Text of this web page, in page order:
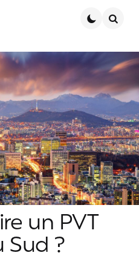
un PVT
Sud ?